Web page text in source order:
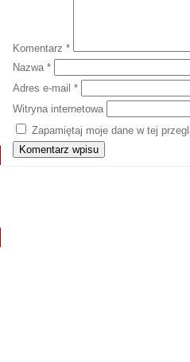
Komentarz *
Nazwa *
Adres e-mail *
Witryna internetowa
Zapamiętaj moje dane w tej